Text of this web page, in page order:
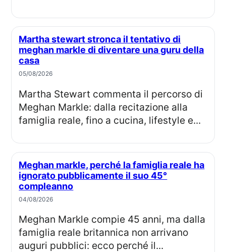
Martha stewart stronca il tentativo di
meghan markle di diventare una guru della
casa
05/08/2026
Martha Stewart commenta il percorso di
Meghan Markle: dalla recitazione alla
famiglia reale, fino a cucina, lifestyle e...
Meghan markle, perché la famiglia reale ha
ignorato pubblicamente il suo 45°
compleanno
04/08/2026
Meghan Markle compie 45 anni, ma dalla
famiglia reale britannica non arrivano
auguri pubblici: ecco perché il...